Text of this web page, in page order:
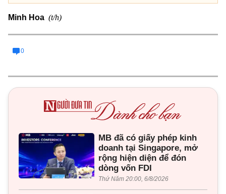
Minh Hoa (t/h)
0
MB đã có giấy phép kinh
doanh tại Singapore, mở
rộng hiện diện để đón
dòng vốn FDI
Thứ Năm 20:00, 6/8/2026